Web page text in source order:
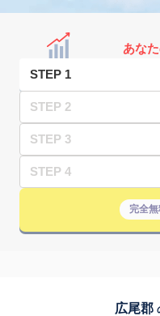
あな
STEP 1
STEP 2
STEP 3
STEP 4
完全
広尾郡